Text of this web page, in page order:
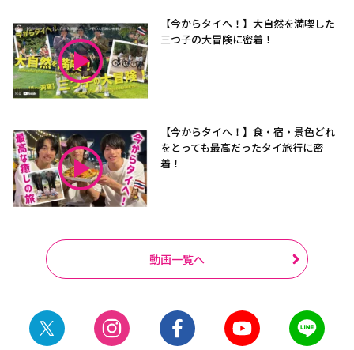
【今からタイへ！】大自然を満喫した
三つ子の大冒険に密着！
【今からタイへ！】食・宿・景色どれ
をとっても最高だったタイ旅行に密
着！
動画一覧へ